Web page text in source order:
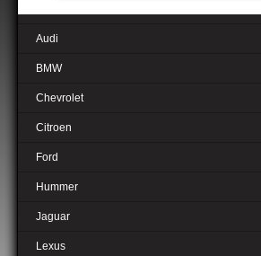
Audi
BMW
Chevrolet
Citroen
Ford
Hummer
Jaguar
Lexus